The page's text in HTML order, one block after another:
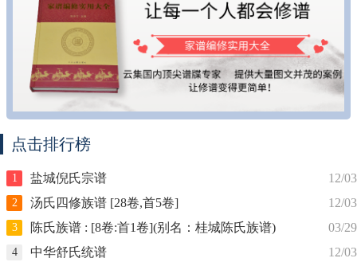
点击排行榜
12/03
1
盐城倪氏宗谱
12/03
2
汤氏四修族谱 [28卷,首5卷]
03/29
3
陈氏族谱 : [8卷:首1卷](别名：桂城陈氏族谱)
12/03
4
中华舒氏统谱